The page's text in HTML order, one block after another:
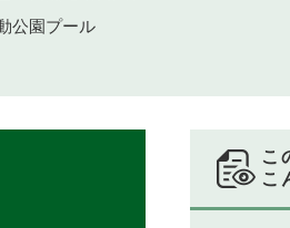
公園プール
こ
こ